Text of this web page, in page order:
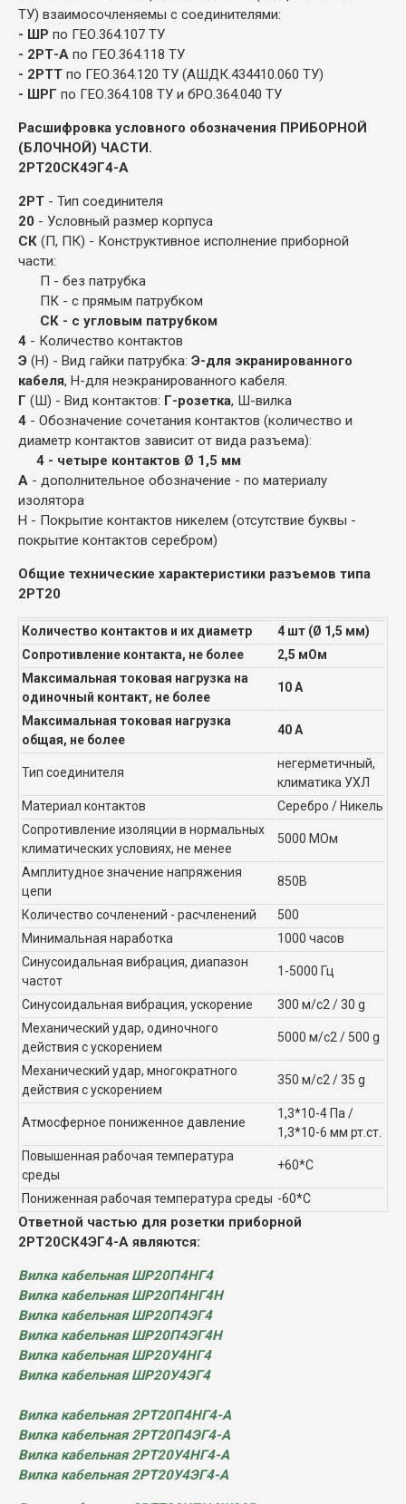
ТУ) взаимосочленяемы с соединителями:
- ШР по ГЕО.364.107 ТУ
- 2РТ-А по ГЕО.364.118 ТУ
- 2РТТ по ГЕО.364.120 ТУ (АШДК.434410.060 ТУ)
- ШРГ по ГЕО.364.108 ТУ и бРО.364.040 ТУ
Расшифровка условного обозначения ПРИБОРНОЙ
(БЛОЧНОЙ) ЧАСТИ.
2РТ20СК4ЭГ4-А
2РТ - Тип соединителя
20 - Условный размер корпуса
СК (П, ПК) - Конструктивное исполнение приборной
части:
П - без патрубка
ПК - с прямым патрубком
СК - с угловым патрубком
4 - Количество контактов
Э (Н) - Вид гайки патрубка: Э-для экранированного
кабеля, Н-для неэкранированного кабеля.
Г (Ш) - Вид контактов: Г-розетка, Ш-вилка
4 - Обозначение сочетания контактов (количество и
диаметр контактов зависит от вида разъема):
4 - четыре контактов Ø 1,5 мм
А - дополнительное обозначение - по материалу
изолятора
Н - Покрытие контактов никелем (отсутствие буквы -
покрытие контактов серебром)
Общие технические характеристики разъемов типа
2РТ20
Количество контактов и их диаметр
4 шт (Ø 1,5 мм)
Сопротивление контакта, не более
2,5 мОм
Максимальная токовая нагрузка на
одиночный контакт, не более
10 А
Максимальная токовая нагрузка
общая, не более
40 А
Тип соединителя
негерметичный,
климатика УХЛ
Материал контактов
Серебро / Никель
Сопротивление изоляции в нормальных
климатических условиях, не менее
5000 МОм
Амплитудное значение напряжения
цепи
850В
Количество сочленений - расчленений
500
Минимальная наработка
1000 часов
Синусоидальная вибрация, диапазон
частот
1-5000 Гц
Синусоидальная вибрация, ускорение
300 м/с2 / 30 g
Механический удар, одиночного
действия с ускорением
5000 м/с2 / 500 g
Механический удар, многократного
действия с ускорением
350 м/с2 / 35 g
Атмосферное пониженное давление
1,3*10-4 Па /
1,3*10-6 мм рт.ст.
Повышенная рабочая температура
среды
+60*С
Пониженная рабочая температура среды -60*С
Ответной частью для розетки приборной
2РТ20СК4ЭГ4-А являются:
Вилка кабельная ШР20П4НГ4
Вилка кабельная ШР20П4НГ4Н
Вилка кабельная ШР20П4ЭГ4
Вилка кабельная ШР20П4ЭГ4Н
Вилка кабельная ШР20У4НГ4
Вилка кабельная ШР20У4ЭГ4
Вилка кабельная 2РТ20П4НГ4-А
Вилка кабельная 2РТ20П4ЭГ4-А
Вилка кабельная 2РТ20У4НГ4-А
Вилка кабельная 2РТ20У4ЭГ4-А